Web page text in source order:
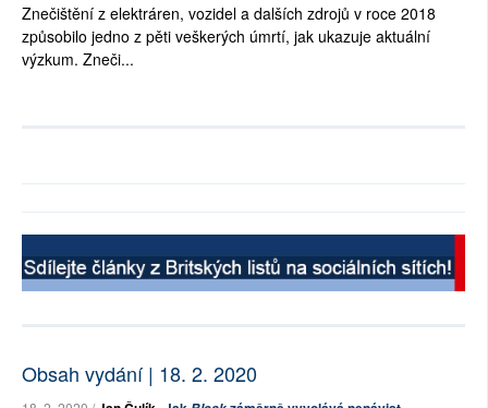
Znečištění z elektráren, vozidel a dalších zdrojů v roce 2018
způsobilo jedno z pěti veškerých úmrtí, jak ukazuje aktuální
výzkum. Zneči...
Obsah vydání | 18. 2. 2020